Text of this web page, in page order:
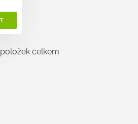
O
položek celkem